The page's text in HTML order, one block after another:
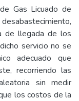
Gas Licuado de
de llegada de los
servicio no se
adecuado que
recorriendo las
sin medir
los costos de la